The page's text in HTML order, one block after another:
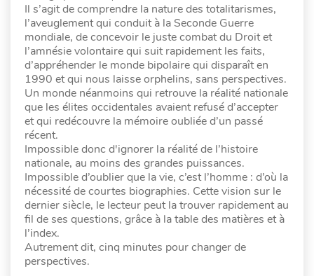
Il s’agit de comprendre la nature des totalitarismes,
l’aveuglement qui conduit à la Seconde Guerre
mondiale, de concevoir le juste combat du Droit et
l’amnésie volontaire qui suit rapidement les faits,
d’appréhender le monde bipolaire qui disparaît en
1990 et qui nous laisse orphelins, sans perspectives.
Un monde néanmoins qui retrouve la réalité nationale
que les élites occidentales avaient refusé d’accepter
et qui redécouvre la mémoire oubliée d’un passé
récent.
Impossible donc d'ignorer la réalité de l’histoire
nationale, au moins des grandes puissances.
Impossible d’oublier que la vie, c’est l’homme : d’où la
nécessité de courtes biographies. Cette vision sur le
dernier siècle, le lecteur peut la trouver rapidement au
fil de ses questions, grâce à la table des matières et à
l’index.
Autrement dit, cinq minutes pour changer de
perspectives.